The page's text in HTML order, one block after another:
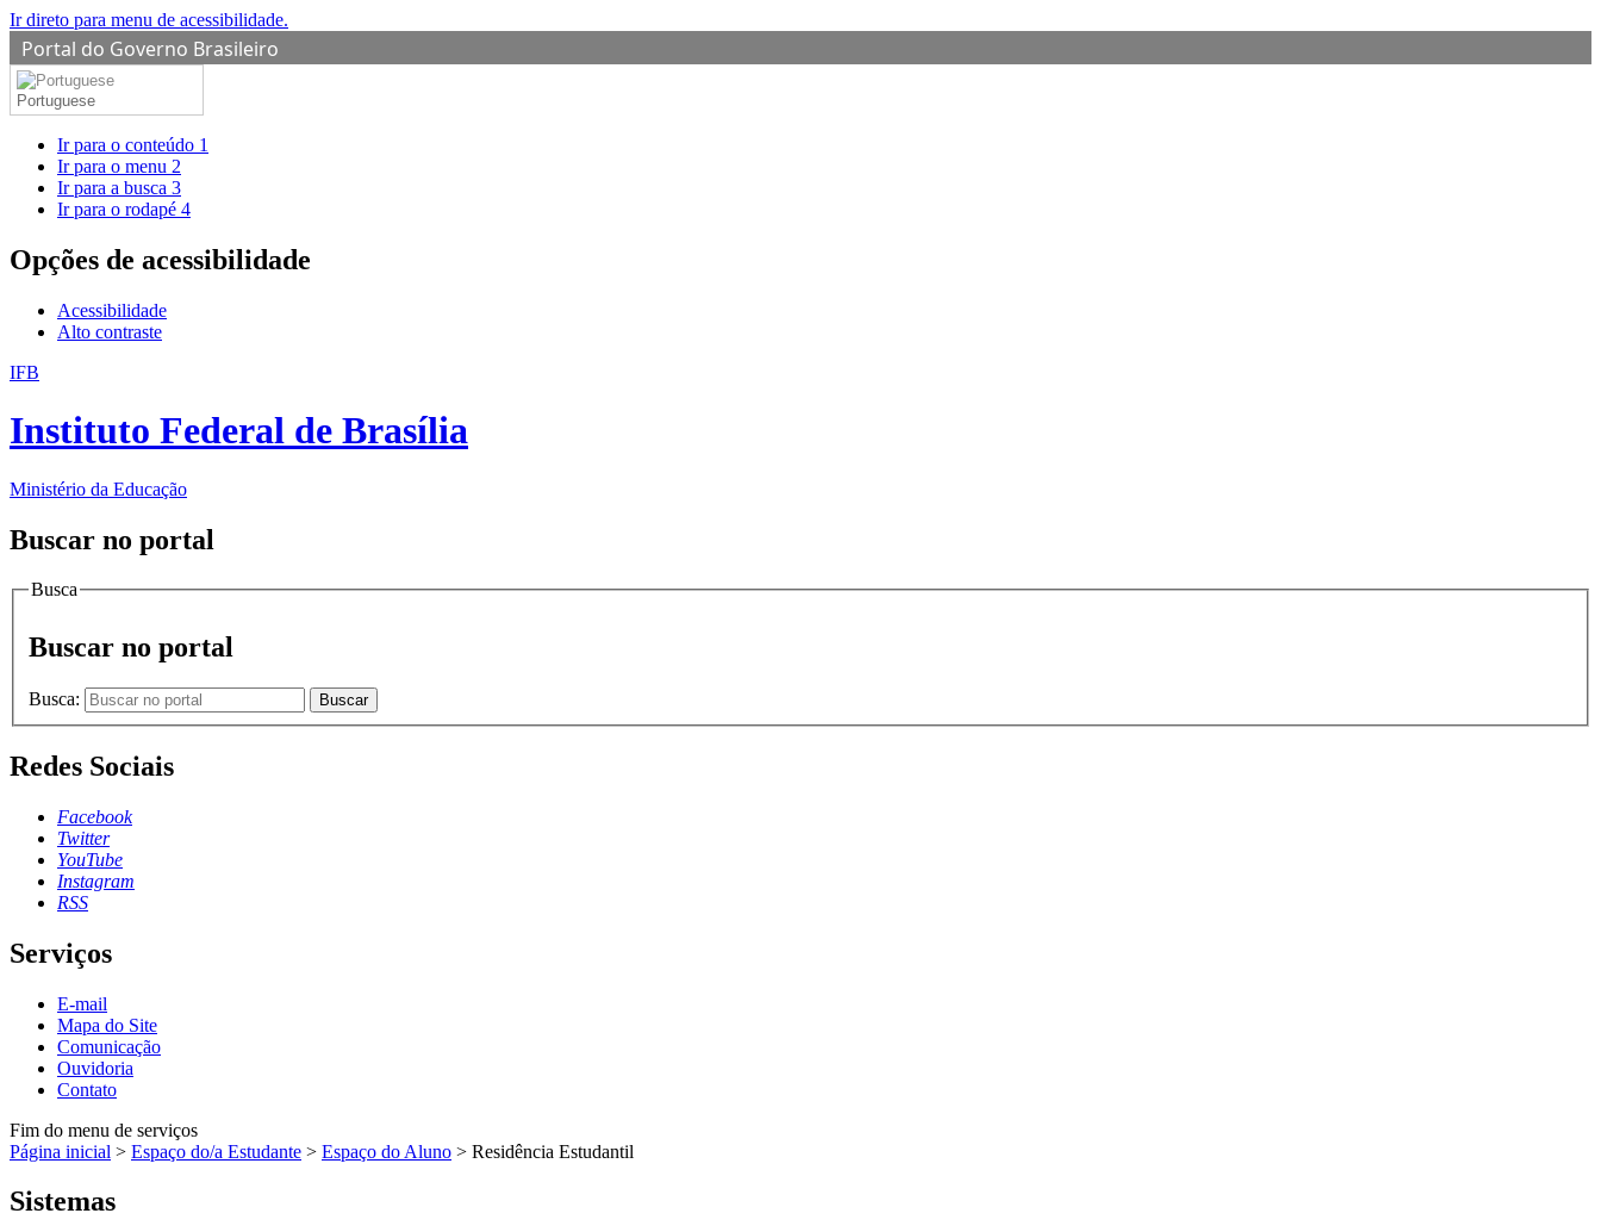
Ir direto para menu de acessibilidade.
Portal do Governo Brasileiro
Portuguese
Ir para o conteúdo 1
Ir para o menu 2
Ir para a busca 3
Ir para o rodapé 4
Opções de acessibilidade
Acessibilidade
Alto contraste
IFB
Instituto Federal de Brasília
Ministério da Educação
Buscar no portal
Busca
Buscar no portal
Busca: Buscar
Redes Sociais
Facebook
Twitter
YouTube
Instagram
RSS
Serviços
E-mail
Mapa do Site
Comunicação
Ouvidoria
Contato
Fim do menu de serviços
Página inicial > Espaço do/a Estudante > Espaço do Aluno > Residência Estudantil
Sistemas